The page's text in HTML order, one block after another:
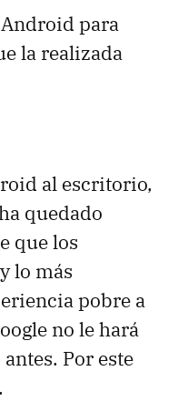
Android para
la realizada
al escritorio,
quedado
que los
lo más
pobre a
no le hará
Por este